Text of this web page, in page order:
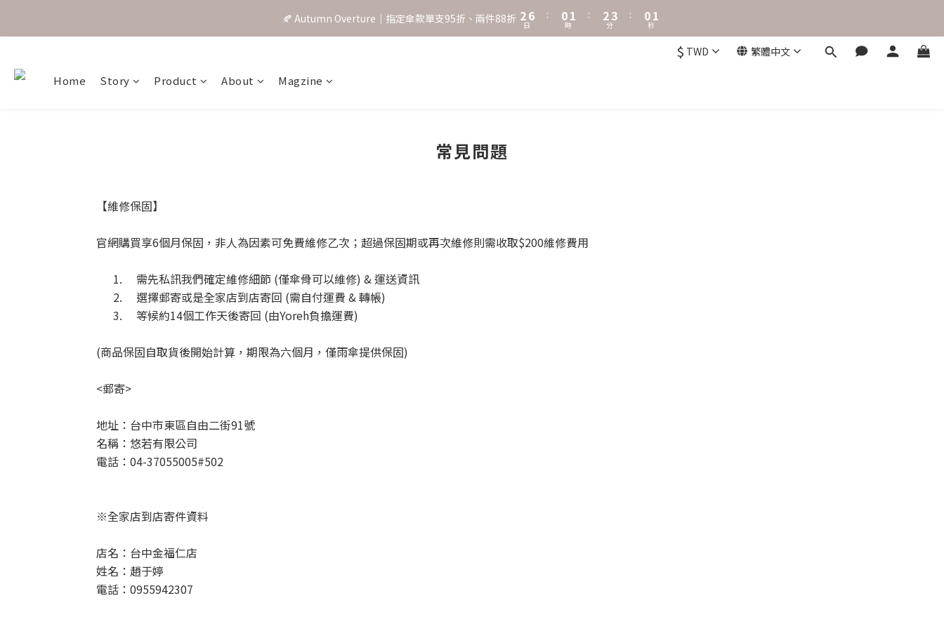
˖⋆꙳𝜗𝜚꙳. Shefa 沃野棕4款 全新上市˖⋆꙳𝜗𝜚꙳
🍂 Autumn Overture｜指定傘款單支95折、兩件88折 2
1
6
5
日
:
01
0
時
:
2
1
3
2
分
:
01
0
秒
$ TWD 繁體中文
Home Story Product About Magzine
常見問題
【維修保固】
官網購買享6個月保固，非人為因素可免費維修乙次；超過保固期或再次維修則需收取$200維修費用
1. 需先私訊我們確定維修細節 (僅傘骨可以維修) &運送資訊
2.
選擇郵寄或是全家店到店寄回 (需自付運費 & 轉帳)
3. 等候約14個工作天後寄回 (由Yoreh負擔運費)
(商品保固自取貨後開始計算，期限為六個月，僅雨傘提供保固)
<郵寄>
地址：台中市東區自由二街91號
名稱：悠若有限公司
電話：04-37055005#502
※全家店到店寄件資料
店名： 台中金福仁店
姓名：趙于婷
電話：0955942307